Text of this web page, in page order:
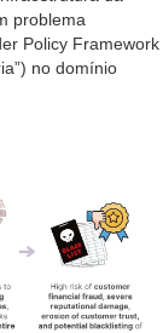
problema
Policy Framework
no domínio